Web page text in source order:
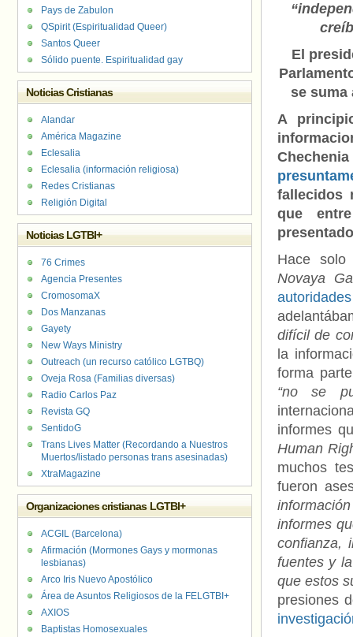
El
se suma
A
fallecidos
que
Hace
Novaya
difícil de
la
forma
“no se
informes
Human
muchos
fueron
informes
confianza,
fuentes y
que estos
presiones
Pays de Zabulon
QSpirit (Espiritualidad Queer)
Santos Queer
Sólido puente. Espiritualidad gay
Noticias Cristianas
Alandar
América Magazine
Eclesalia
Eclesalia (información religiosa)
Redes Cristianas
Religión Digital
Noticias LGTBI+
76 Crimes
Agencia Presentes
CromosomaX
Dos Manzanas
Gayety
New Ways Ministry
Outreach (un recurso católico LGTBQ)
Oveja Rosa (Familias diversas)
Radio Carlos Paz
Revista GQ
SentidoG
Trans Lives Matter (Recordando a Nuestros
Muertos/listado personas trans asesinadas)
XtraMagazine
Organizaciones cristianas LGTBI+
ACGIL (Barcelona)
Afirmación (Mormones Gays y mormonas
lesbianas)
Arco Iris Nuevo Apostólico
Área de Asuntos Religiosos de la FELGTBI+
AXIOS
Baptistas Homosexuales